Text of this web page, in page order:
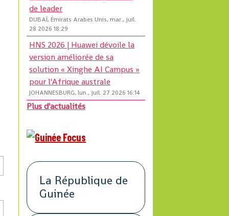
de leader
DUBAÏ, Émirats Arabes Unis, mar., juil.
28 2026 18:29
HNS 2026 | Huawei dévoile la
version améliorée de sa
solution « Xinghe AI Campus »
pour l'Afrique australe
JOHANNESBURG, lun., juil. 27 2026 16:14
Plus d'actualités
La République de
Guinée